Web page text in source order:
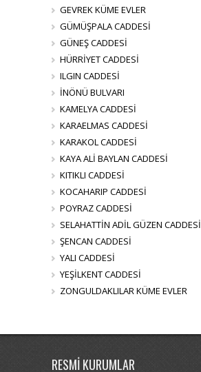
GEVREK KÜME EVLER
GÜMÜŞPALA CADDESİ
GÜNEŞ CADDESİ
HÜRRİYET CADDESİ
ILGIN CADDESİ
İNÖNÜ BULVARI
KAMELYA CADDESİ
KARAELMAS CADDESİ
KARAKOL CADDESİ
KAYA ALİ BAYLAN CADDESİ
KITIKLI CADDESİ
KOCAHARIP CADDESİ
POYRAZ CADDESİ
SELAHATTİN ADİL GÜZEN CADDESİ
ŞENCAN CADDESİ
YALI CADDESİ
YEŞİLKENT CADDESİ
ZONGULDAKLILAR KÜME EVLER
RESMİ KURUMLAR